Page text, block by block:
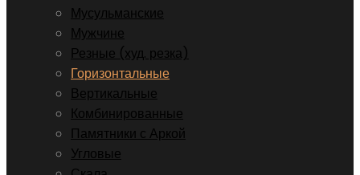
Мусульманские
Мужчине
Резные (худ. резка)
Горизонтальные
Вертикальные
Комбинированные
Памятники с Аркой
Угловые